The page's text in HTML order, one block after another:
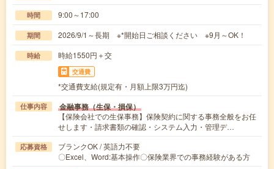
時間 9:00～17:00
期間 2026/9/1～長期 ※*開始日ご相談ください ※9月～OK！
時給 時給1550円＋交
交通費
*交通費支給(規定有・月額上限3万円迄)
仕事内容 金融事務（生保・損保）
【保険会社での生保事務】保険契約に関する事務全般をお任
せします・請求書類の確認・システム入力・管理デ…
応募資格
ブランクOK / 英語力不要
〇Excel、Word:基本操作〇保険業界での事務経験がある方